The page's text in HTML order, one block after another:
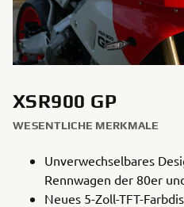
XSR900 GP
WESENTLICHE MERKMALE
Unverwechselbares
Rennwagen der 80er
Neues 5-Zoll-TFT-